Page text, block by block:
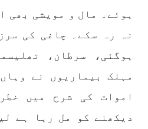
1791 VIEWS جون 2, 2023
شہید نجمہ بلوچ کو
ادارے کردار ادا کریں
پاکستان کی پنجابی ریاست
واقعے سے دنیا ضرور چونک
بلوچ نے
ہوئے۔ مال و مویشی بھی
نہ رہ سکے۔ چاغی کی
ہوگئی، سرطان،
مہلک بیماریوں نے
اموات کی شرح میں
دیکھنے کو مل رہا ہے